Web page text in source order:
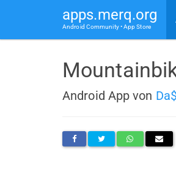
apps.merq.org
Android Community • App Store
Android App von